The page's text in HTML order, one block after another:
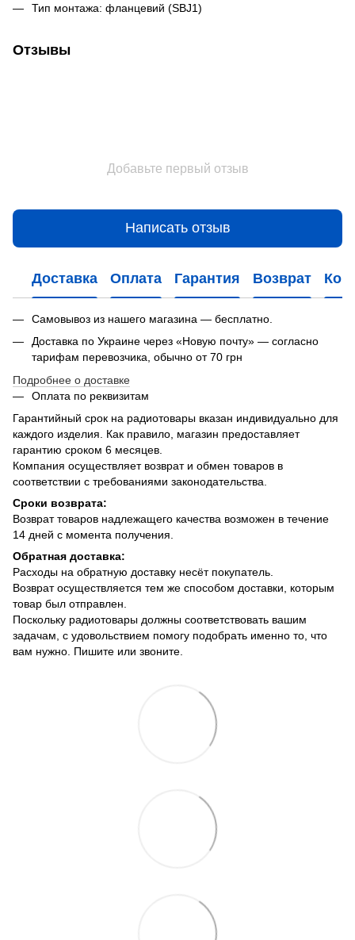
Тип монтажа: фланцевий (SBJ1)
Отзывы
Добавьте первый отзыв
Написать отзыв
Доставка Оплата Гарантия Возврат
Самовывоз из нашего магазина — бесплатно.
Доставка по Украине через «Новую почту» — согласно
тарифам перевозчика, обычно от 70 грн
Подробнее о доставке
Оплата по реквизитам
Гарантийный срок на радиотовары вказан индивидуально для
каждого изделия. Как правило, магазин предоставляет
гарантию сроком 6 месяцев.
Компания осуществляет возврат и обмен товаров в
соответствии с требованиями законодательства.
Сроки возврата:
Возврат товаров надлежащего качества возможен в течение
14 дней с момента получения.
Обратная доставка:
Расходы на обратную доставку несёт покупатель.
Возврат осуществляется тем же способом доставки, которым
товар был отправлен.
Поскольку радиотовары должны соответствовать вашим
задачам, с удовольствием помогу подобрать именно то, что
вам нужно. Пишите или звоните.